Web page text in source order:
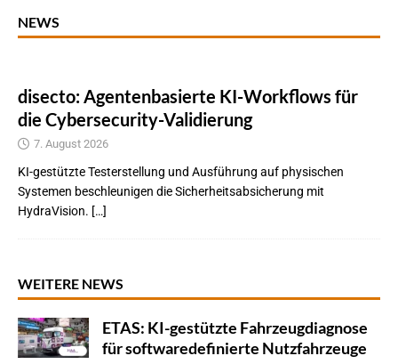
NEWS
disecto: Agentenbasierte KI-Workflows für
die Cybersecurity-Validierung
7. August 2026
KI-gestützte Testerstellung und Ausführung auf physischen
Systemen beschleunigen die Sicherheitsabsicherung mit
HydraVision. […]
WEITERE NEWS
ETAS: KI-gestützte Fahrzeugdiagnose
für softwaredefinierte Nutzfahrzeuge